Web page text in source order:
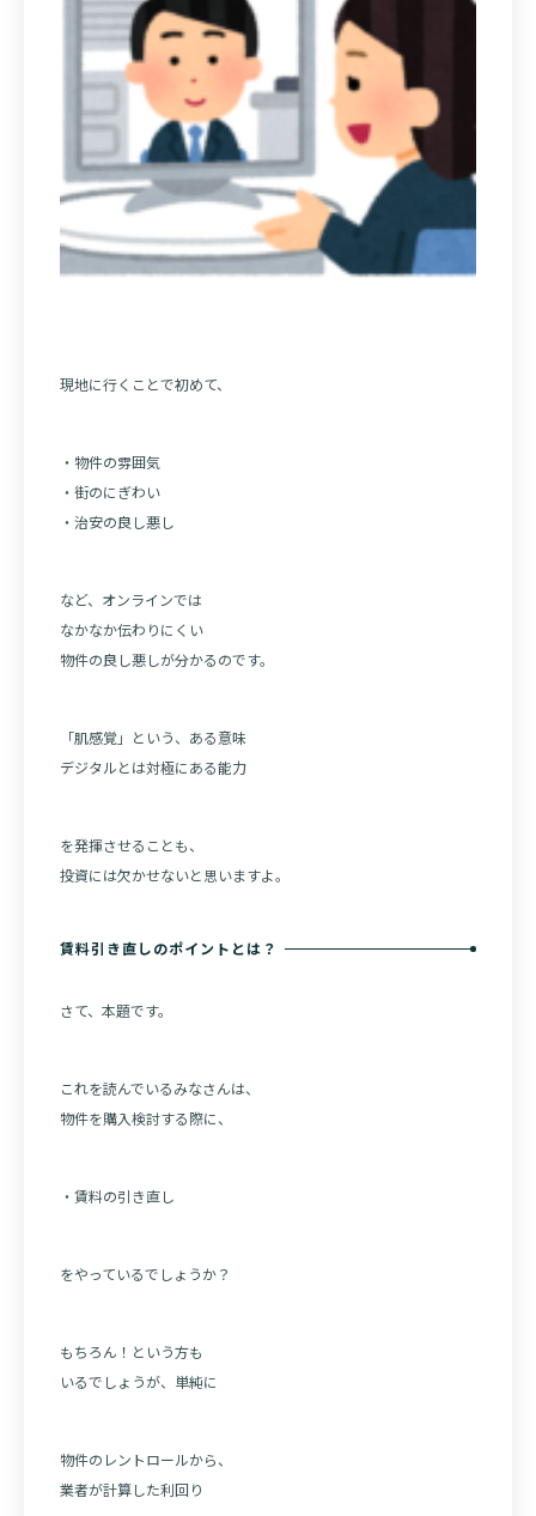
現地に行くことで初めて、
・物件の雰囲気
・街のにぎわい
・治安の良し悪し
など、オンラインでは
なかなか伝わりにくい
物件の良し悪しが分かるのです。
「肌感覚」という、ある意味
デジタルとは対極にある能力
を発揮させることも、
投資には欠かせないと思いますよ。
賃料引き直しのポイントとは？
さて、本題です。
これを読んでいるみなさんは、
物件を購入検討する際に、
・賃料の引き直し
をやっているでしょうか？
もちろん！という方も
いるでしょうが、単純に
物件のレントロールから、
業者が計算した利回り